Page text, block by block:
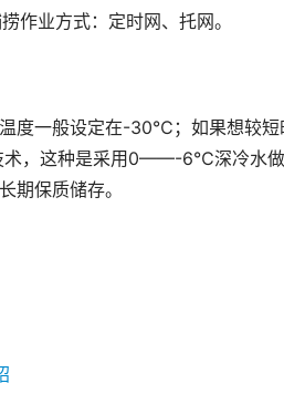
作业方式：定时网、托网。
度一般设定在-30℃；如果想较短
，这种是采用0——-6℃深冷水做
期保质储存。